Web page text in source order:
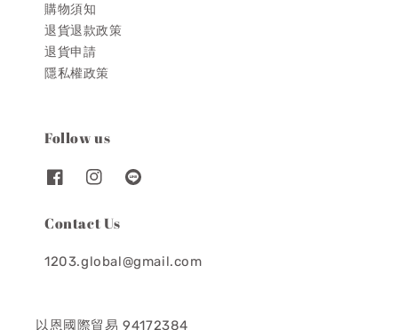
購物須知
退貨退款政策
退貨申請
隱私權政策
Follow us
Contact Us
1203.global@gmail.com
以恩國際貿易 94172384